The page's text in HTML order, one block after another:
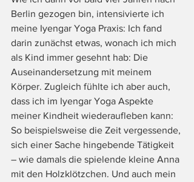
Berlin gezogen bin, intensivierte ich
meine Iyengar Yoga Praxis: Ich fand
darin zunächst etwas, wonach ich mich
als Kind immer gesehnt hab: Die
Auseinandersetzung mit meinem
Körper. Zugleich fühlte ich aber auch,
dass ich im Iyengar Yoga Aspekte
meiner Kindheit wiederaufleben kann:
So beispielsweise die Zeit vergessende,
sich einer Sache hingebende Tätigkeit
– wie damals die spielende kleine Anna
mit den Holzklötzchen. Und auch mein